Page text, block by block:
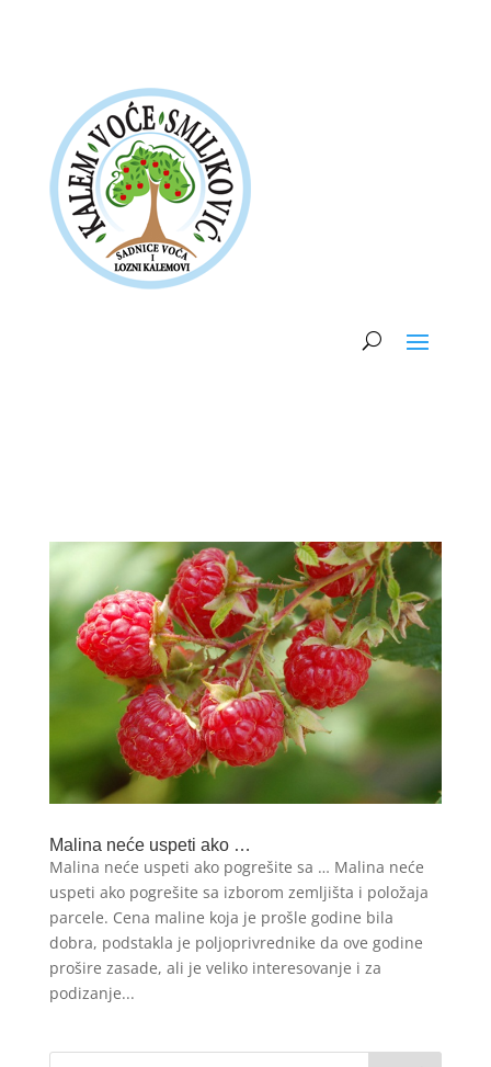
Malina neće uspeti ako …
Malina neće uspeti ako pogrešite sa … Malina neće
uspeti ako pogrešite sa izborom zemljišta i položaja
parcele. Cena maline koja je prošle godine bila
dobra, podstakla je poljoprivrednike da ove godine
prošire zasade, ali je veliko interesovanje i za
podizanje...